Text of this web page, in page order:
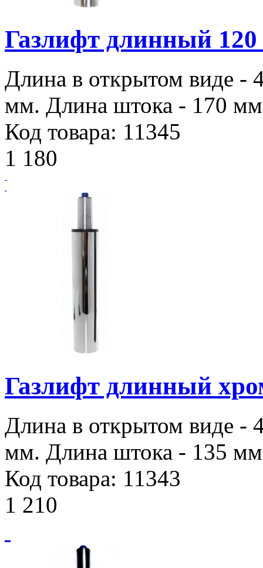
Газлифт длинный 120
Длина в открытом виде -
мм. Длина штока - 170
Код товара: 11345
1 180
Газлифт длинный
Длина в открытом виде -
мм. Длина штока - 135
Код товара: 11343
1 210